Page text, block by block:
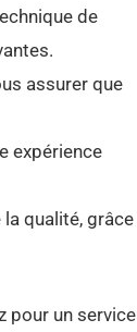
de
assurer que
expérience
qualité, grâce
pour un service